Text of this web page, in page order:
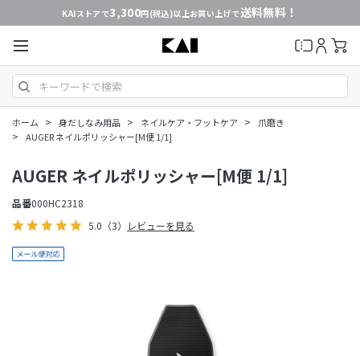
KAIストアで3,300円(税込)以上お買い上げで送料無料！
ホーム > 身だしなみ用品 > ネイルケア・フットケア > 爪磨き
> AUGER ネイルポリッシャー[M便 1/1]
5.0 （3） レビューを見る
AUGER ネイルポリッシャー[M便 1/1]
品番000HC2318